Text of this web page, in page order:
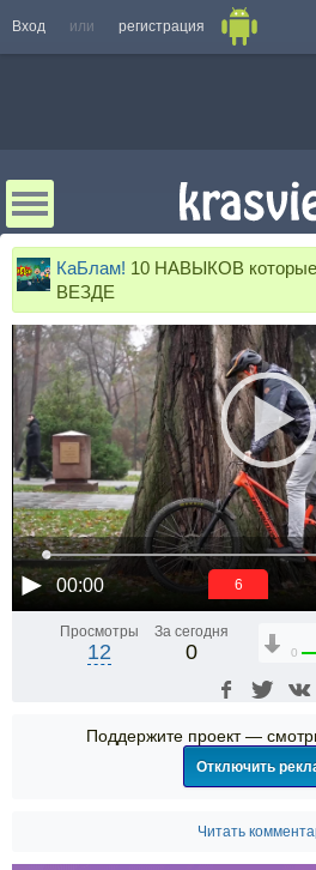
Вход или регистрация
КаБлам! 10 НАВЫКОВ которые
ВЕЗДЕ
00:00 5
Просмотры
12
За сегодня
0 0
Поддержите проект —
Отключить
Читать